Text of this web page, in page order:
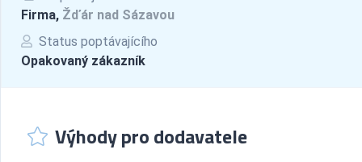
Firma, Žďár nad Sázavou
Status poptávajícího
Opakovaný zákazník
Výhody pro dodavatele